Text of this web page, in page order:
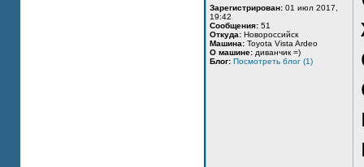
Зарегистрирован: 01 июл 2017,
19:42
Сообщения: 51
Откуда: Новороссийск
Машина: Toyota Vista Ardeo
О машине: диванчик =)
Блог: Посмотреть блог (1)